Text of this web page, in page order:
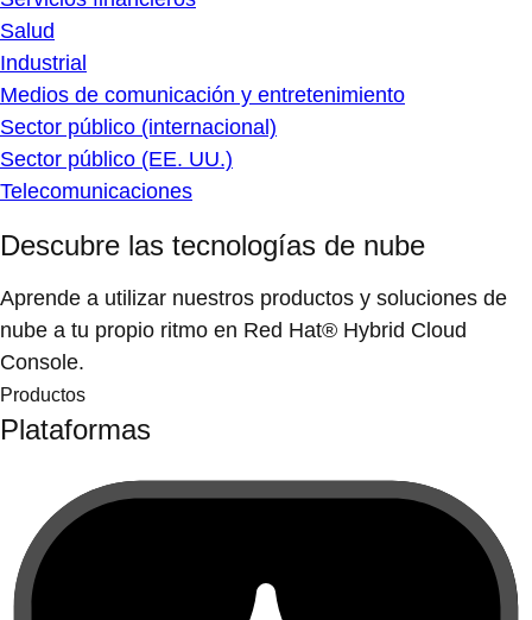
Salud
Industrial
Medios de comunicación y entretenimiento
Sector público (internacional)
Sector público (EE. UU.)
Telecomunicaciones
Descubre las tecnologías de nube
Aprende a utilizar nuestros productos y soluciones de
nube a tu propio ritmo en Red Hat® Hybrid Cloud
Console.
Productos
Plataformas